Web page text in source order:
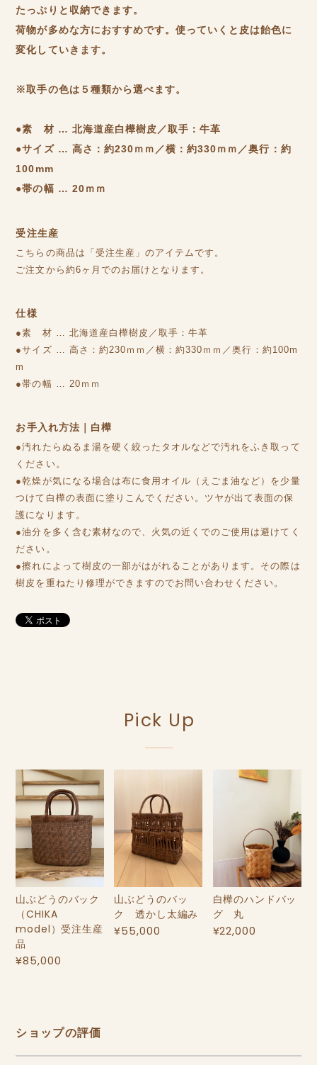
たっぷりと収納できます。
荷物が多めな方におすすめです。使っていくと皮は飴色に
変化していきます。
※取手の色は５種類から選べます。
●素 材 … 北海道産白樺樹皮／取手：牛革
●サイズ … 高さ：約230ｍｍ／横：約330ｍｍ／奥行：約
100mm
●帯の幅 … 20ｍｍ
受注生産
こちらの商品は「受注生産」のアイテムです。
ご注文から約6ヶ月でのお届けとなります。
仕様
●素 材 … 北海道産白樺樹皮／取手：牛革
●サイズ … 高さ：約230ｍｍ／横：約330ｍｍ／奥行：約100m
m
●帯の幅 … 20ｍｍ
お手入れ方法｜白樺
●汚れたらぬるま湯を硬く絞ったタオルなどで汚れをふき取って
ください。
●乾燥が気になる場合は布に食用オイル（えごま油など）を少量
つけて白樺の表面に塗りこんでください。ツヤが出て表面の保
護になります。
●油分を多く含む素材なので、火気の近くでのご使用は避けてく
ださい。
●擦れによって樹皮の一部がはがれることがあります。その際は
樹皮を重ねたり修理ができますのでお問い合わせください。
Pick Up
山ぶどうのバック
（CHIKA
model）受注生産
品
¥85,000
山ぶどうのバッ
ク 透かし太編み
¥55,000
白樺のハンドバッ
グ 丸
¥22,000
ショップの評価